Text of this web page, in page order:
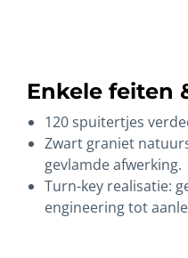
Enkele feiten
120 spuitertjes
Zwart graniet
gevlamde afwerking.
Turn-key realisatie:
engineering tot